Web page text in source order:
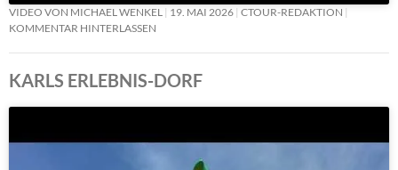
VIDEO VON MICHAEL WENKEL 19. MAI 2026 CTOUR-REDAKTION
KOMMENTAR HINTERLASSEN
KARLS ERLEBNIS-DORF